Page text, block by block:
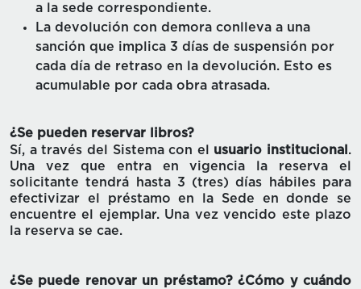
a la sede correspondiente.
La devolución con demora conlleva a una
sanción que implica 3 días de suspensión por
cada día de retraso en la devolución. Esto es
acumulable por cada obra atrasada.
¿Se pueden reservar libros?
Sí, a través del Sistema con el usuario institucional .
Una vez que entra en vigencia la reserva el
solicitante tendrá hasta 3 (tres) días hábiles para
efectivizar el préstamo en la Sede en donde se
encuentre el ejemplar. Una vez vencido este plazo
la reserva se cae.
¿Se puede renovar un préstamo? ¿Cómo y cuándo